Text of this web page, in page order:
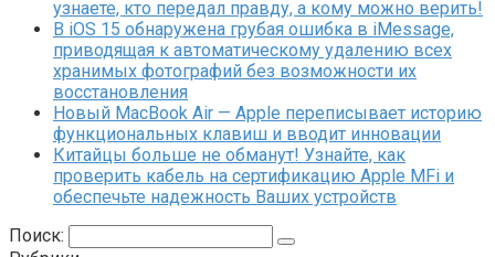
узнаете, кто передал правду, а кому можно верить!
В iOS 15 обнаружена грубая ошибка в iMessage,
приводящая к автоматическому удалению всех
хранимых фотографий без возможности их
восстановления
Новый MacBook Air — Apple переписывает историю
функциональных клавиш и вводит инновации
Китайцы больше не обманут! Узнайте, как
проверить кабель на сертификацию Apple MFi и
обеспечьте надежность Ваших устройств
Поиск: